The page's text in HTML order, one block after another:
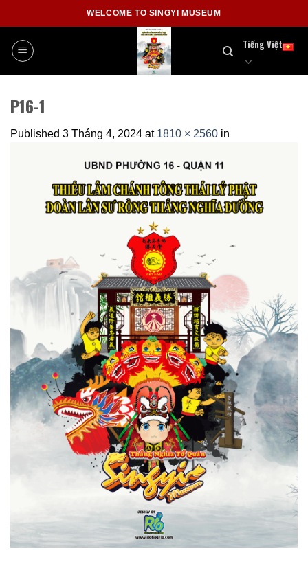
to
content
WELCOME TO SINGYI MUSEUM
Tiếng Việt
P16-1
Published 3 Tháng 4, 2024 at 1810 × 2560 in